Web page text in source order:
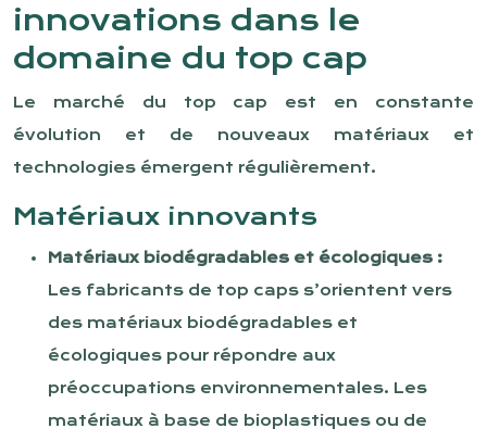
innovations dans le
domaine du top cap
Le marché du top cap est en constante
évolution et de nouveaux matériaux et
technologies émergent régulièrement.
Matériaux innovants
Matériaux biodégradables et écologiques :
Les fabricants de top caps s’orientent vers
des matériaux biodégradables et
écologiques pour répondre aux
préoccupations environnementales. Les
matériaux à base de bioplastiques ou de